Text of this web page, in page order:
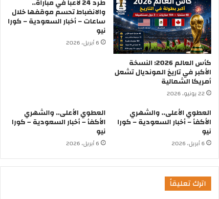
كأس العالم 2026: النسخة
الأكبر في تاريخ المونديال تشعل
أمريكا الشمالية
22 يونيو، 2026
طرد 24 لاعباً في مباراة..
والانضباط تحسم موقفها خلال
ساعات – أخبار السعودية – كورا
نيو
6 أبريل، 2026
العطوي الأعلى.. والشهري
الأكفأ – أخبار السعودية – كورا
نيو
6 أبريل، 2026
العطوي الأعلى.. والشهري
الأكفأ – أخبار السعودية – كورا
نيو
6 أبريل، 2026
اترك تعليقاً